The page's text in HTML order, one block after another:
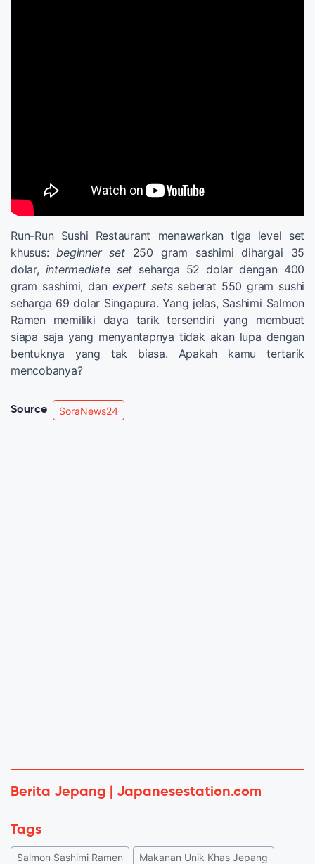
Run-Run Sushi Restaurant menawarkan tiga level set
khusus: beginner set250 gram sashimi dihargai 35
dolar, intermediate set seharga 52 dolar dengan 400
gram sashimi, dan expert setsseberat 550 gram sushi
seharga 69 dolar Singapura. Yang jelas, Sashimi Salmon
Ramen memiliki daya tarik tersendiri yang membuat
siapa saja yang menyantapnya tidak akan lupa dengan
bentuknya yang tak biasa. Apakah kamu tertarik
mencobanya?
Source SoraNews24
Berita Jepang | Japanesestation.com
Tags
Salmon Sashimi Ramen Makanan Unik Khas Jepang